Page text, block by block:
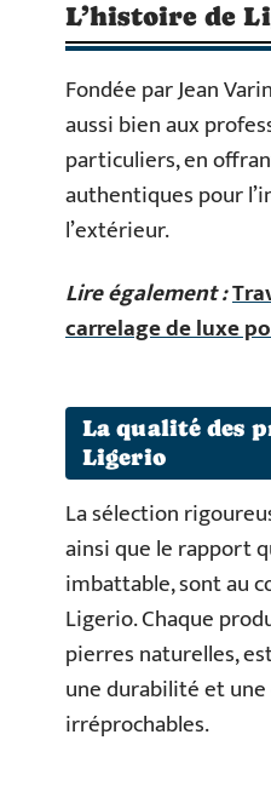
L’histoire de
Fondée par Jean
aussi bien aux
particuliers, en
authentiques pour
l’extérieur.
Lire également :
carrelage de luxe
La qualité des
Ligerio
La sélection
ainsi que le rapport
imbattable, sont au
Ligerio. Chaque
pierres naturelles,
une durabilité et
irréprochables.